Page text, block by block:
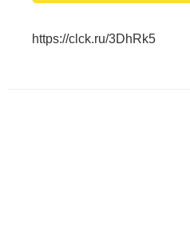
https://clck.ru/3DhRk5